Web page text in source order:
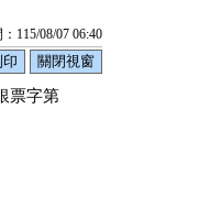
115/08/07 06:40
票字第